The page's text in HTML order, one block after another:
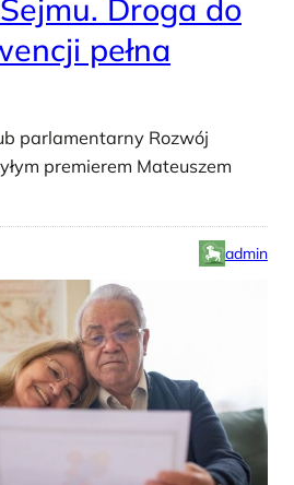
Droga do
pełna
parlamentarny Rozwój
premierem Mateuszem
admin